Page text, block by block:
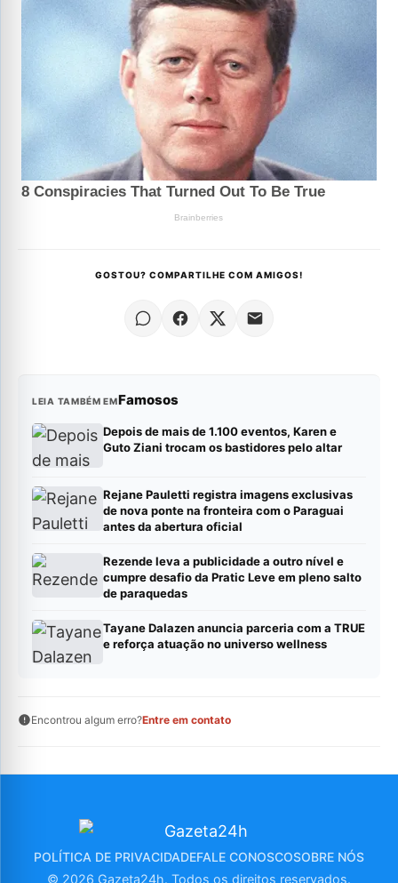
GOSTOU? COMPARTILHE COM AMIGOS!
LEIA TAMBÉM EMFamosos
Depois de mais de 1.100 eventos, Karen e
Guto Ziani trocam os bastidores pelo altar
Rejane Pauletti registra imagens exclusivas
de nova ponte na fronteira com o Paraguai
antes da abertura oficial
Rezende leva a publicidade a outro nível e
cumpre desafio da Pratic Leve em pleno salto
de paraquedas
Tayane Dalazen anuncia parceria com a TRUE
e reforça atuação no universo wellness
Encontrou algum erro?Entre em contato
POLÍTICA DE PRIVACIDADEFALE CONOSCOSOBRE NÓS
© 2026 Gazeta24h. Todos os direitos reservados.